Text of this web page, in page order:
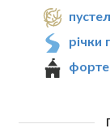
річки